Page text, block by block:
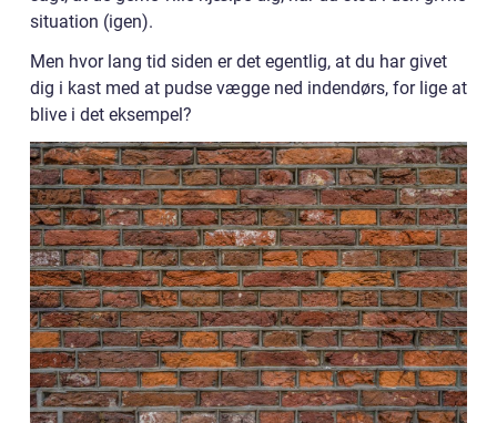
situation (igen).
Men hvor lang tid siden er det egentlig, at du har givet
dig i kast med at pudse vægge ned indendørs, for lige at
blive i det eksempel?